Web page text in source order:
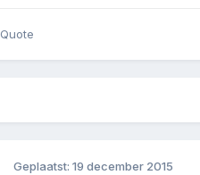
Quote
Geplaatst: 19 december 2015